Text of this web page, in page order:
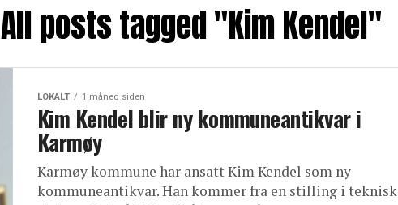
All posts tagged "Kim Kendel"
LOKALT 1 måned siden
Kim Kendel blir ny kommuneantikvar i
Karmøy
Karmøy kommune har ansatt Kim Kendel som ny
kommuneantikvar. Han kommer fra en stilling i teknisk